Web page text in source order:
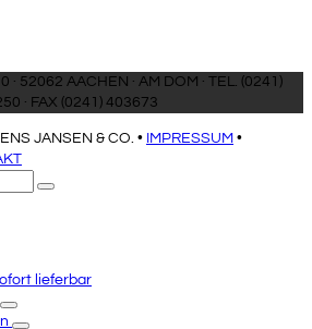
AACHEN · AM DOM · TEL. (0241)
32250 · FAX (0241) 403673
© 2022 Copyright, CLEMENS JANSEN & CO. • IMPRESSUM •
Senden
lieferbar